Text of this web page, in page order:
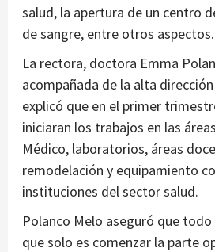
salud, la apertura de un centro
de sangre, entre otros aspectos.
La rectora, doctora Emma
acompañada de la alta
explicó que en el primer
iniciaran los trabajos en las
Médico, laboratorios, áreas
remodelación y equipamiento
instituciones del sector salud.
Polanco Melo aseguró que
que solo es comenzar la parte